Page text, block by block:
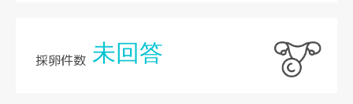
採卵件数 未回答